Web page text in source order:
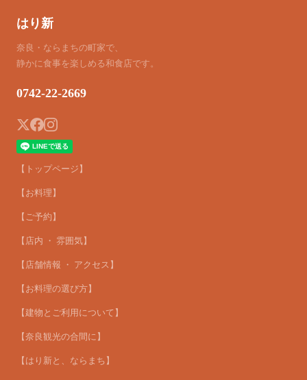
はり新
奈良・ならまちの町家で、
静かに食事を楽しめる和食店です。
0742-22-2669
【トップページ】
【お料理】
【ご予約】
【店内 ・ 雰囲気】
【店舗情報 ・ アクセス】
【お料理の選び方】
【建物とご利用について】
【奈良観光の合間に】
【はり新と、ならまち】